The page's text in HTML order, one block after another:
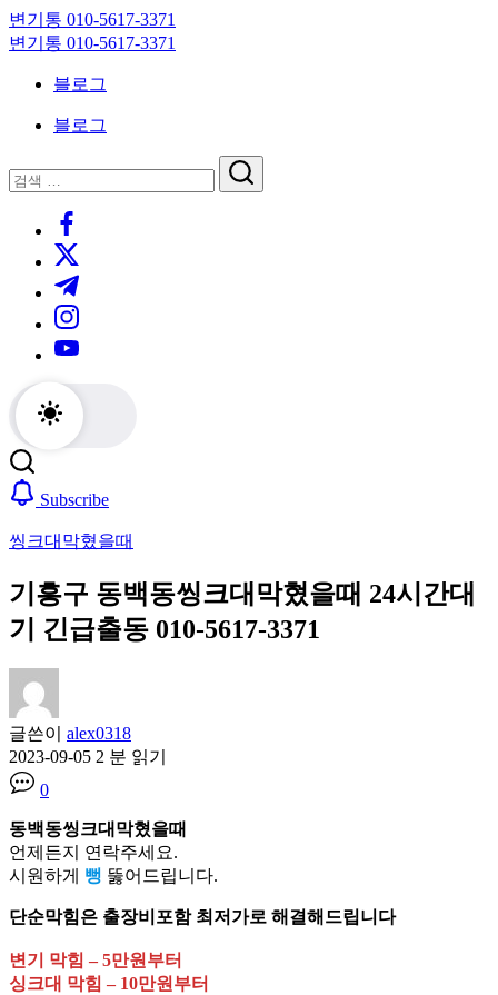
Skip
to
content
변기통 010-5617-3371
변
대
기
변기통 010-5617-3371
크
대
기
블로그
블로그
닫
기
검
검
https://www.facebook.com/
https://twitter.com/
https://t.me/
https://www.instagram.com/
https://youtube.com/
Subscribe
씽크대막혔을때
기흥구 동백동씽크대막혔을때 24시간대
기 긴급출동 010-5617-3371
글쓴이 alex0318
2023-09-05 2 분 읽기
0
동백동씽크대막혔을때
언제든지 연락주세요.
시원하게 뻥 뚫어드립니다.
단순막힘은 출장비포함 최저가로 해결해드립니다
변기 막힘 – 5만원부터
싱크대 막힘 – 10만원부터